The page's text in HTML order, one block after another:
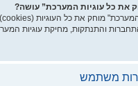
את כל עוגיות המערכת” עושה?
והתנתקות, מחיקת עוגיות
משתמש